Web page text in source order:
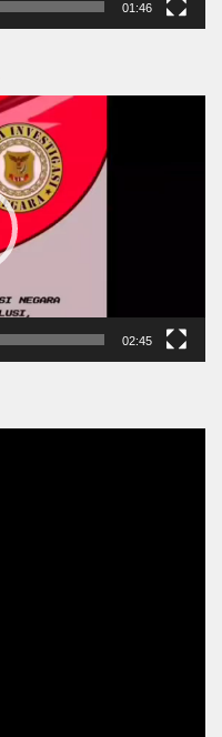
01:46
02:45